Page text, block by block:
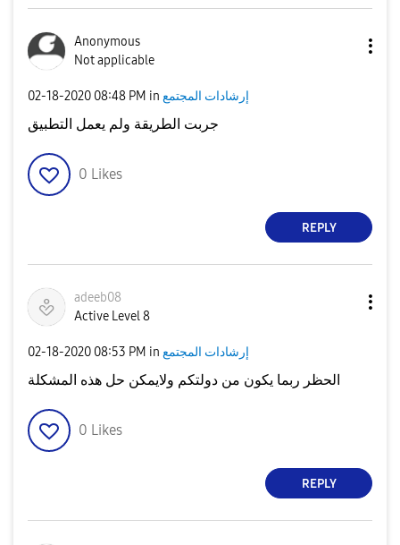
Anonymous
Not applicable
‎02-18-2020 08:48 PM in إرشادات المجتمع
جربت الطريقة ولم يعمل التطبيق
0 Likes
REPLY
adeeb08
Active Level 8
‎02-18-2020 08:53 PM in إرشادات المجتمع
الحظر ربما يكون من دولتكم ولايمكن حل هذه المشكلة
0 Likes
REPLY